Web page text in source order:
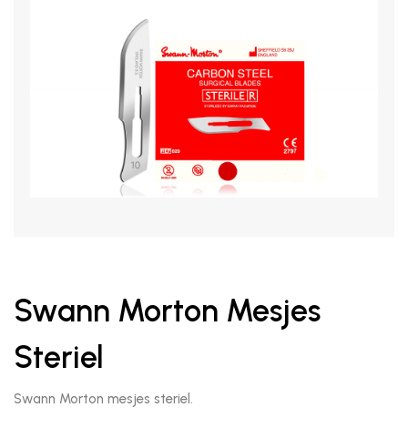
Swann Morton Mesjes
Steriel
Swann Morton mesjes steriel.